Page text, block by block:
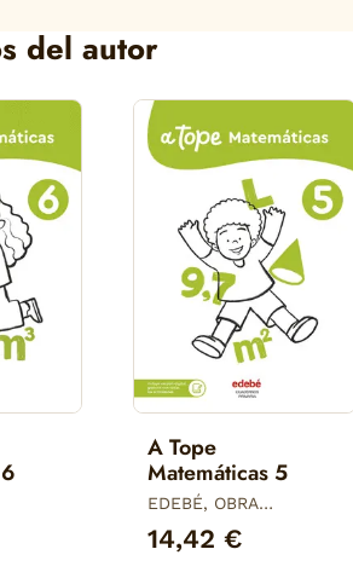
del autor
A Tope
Matemáticas 5
EDEBÉ, OBRA
14,42 €